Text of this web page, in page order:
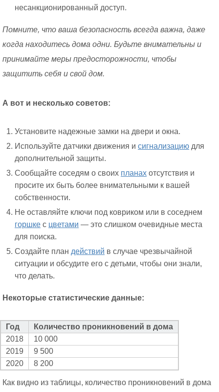
несанкционированный доступ.
Помните, что ваша безопасность всегда важна, даже
когда находитесь дома одни. Будьте внимательны и
принимайте меры предосторожности, чтобы
защитить себя и свой дом.
А вот и несколько советов:
Установите надежные замки на двери и окна.
Используйте датчики движения и сигнализацию для
дополнительной защиты.
Сообщайте соседям о своих планах отсутствия и
просите их быть более внимательными к вашей
собственности.
Не оставляйте ключи под ковриком или в соседнем
горшке с цветами — это слишком очевидные места
для поиска.
Создайте план действий в случае чрезвычайной
ситуации и обсудите его с детьми, чтобы они знали,
что делать.
Некоторые статистические данные:
Год
Количество проникновений в дома
2018
10 000
2019
9 500
2020
8 200
Как видно из таблицы, количество проникновений в дома